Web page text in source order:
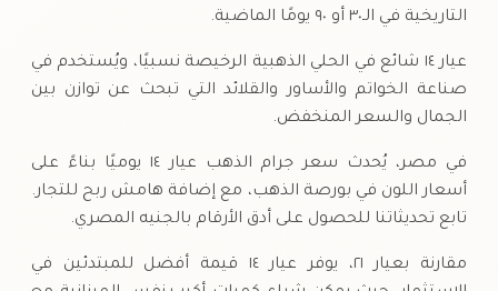
التاريخية في الـ٣٠ أو ٩٠ يومًا الماضية.
عيار ١٤ شائع في الحلي الذهبية الرخيصة نسبيًا، ويُستخدم في
صناعة الخواتم والأساور والقلائد التي تبحث عن توازن بين
الجمال والسعر المنخفض.
في مصر، يُحدث سعر جرام الذهب عيار ١٤ يوميًا بناءً على
أسعار اللون في بورصة الذهب، مع إضافة هامش ربح للتجار.
تابع تحديثاتنا للحصول على أدق الأرقام بالجنيه المصري.
مقارنة بعيار ٢١، يوفر عيار ١٤ قيمة أفضل للمبتدئين في